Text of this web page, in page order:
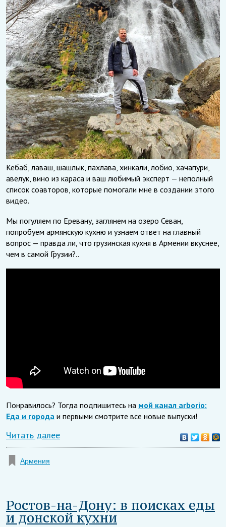
Кебаб, лаваш, шашлык, пахлава, хинкали, лобио, хачапури,
авелук, вино из караса и ваш любимый эксперт — неполный
список соавторов, которые помогали мне в создании этого
видео.
Мы погуляем по Еревану, заглянем на озеро Севан,
попробуем армянскую кухню и узнаем ответ на главный
вопрос — правда ли, что грузинская кухня в Армении вкуснее,
чем в самой Грузии?..
Понравилось? Тогда подпишитесь на мой канал arborio:
Еда и города и первыми смотрите все новые выпуски!
Читать далее
Армения
Ростов-на-Дону: в поисках еды
и донской кухни